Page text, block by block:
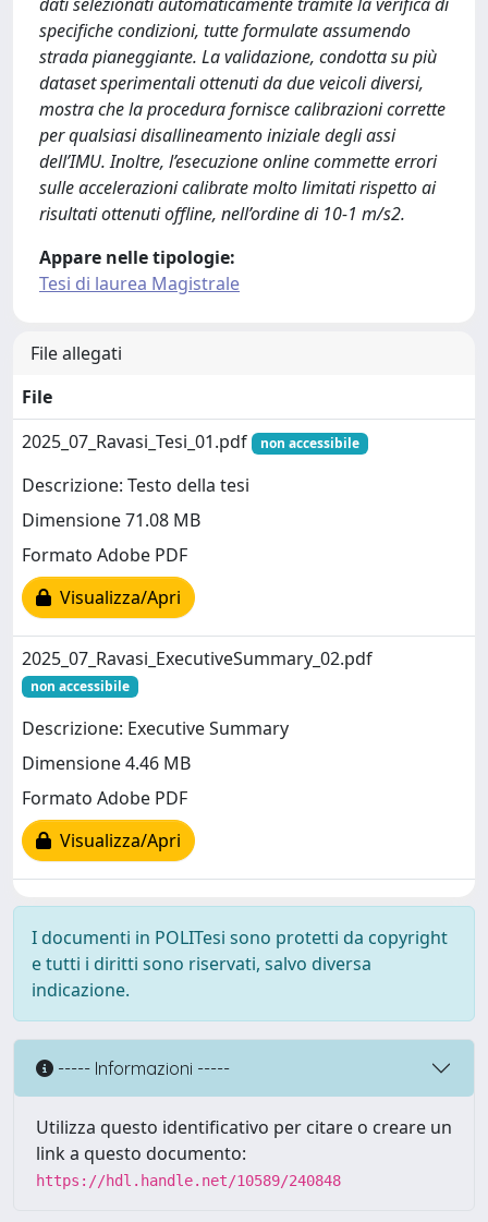
specifiche condizioni, tutte formulate assumendo
strada pianeggiante. La validazione, condotta su più
dataset sperimentali ottenuti da due veicoli diversi,
mostra che la procedura fornisce calibrazioni corrette
per qualsiasi disallineamento iniziale degli assi
dell’IMU. Inoltre, l’esecuzione online commette errori
sulle accelerazioni calibrate molto limitati rispetto ai
risultati ottenuti offline, nell’ordine di 10-1 m/s2.
Appare nelle tipologie:
Tesi di laurea Magistrale
File allegati
File
2025_07_Ravasi_Tesi_01.pdf
non accessibile
Descrizione: Testo della tesi
Dimensione 71.08 MB
Formato Adobe PDF
Visualizza/Apri
2025_07_Ravasi_ExecutiveSummary_02.pdf
non accessibile
Descrizione: Executive Summary
Dimensione 4.46 MB
Formato Adobe PDF
Visualizza/Apri
I documenti in POLITesi sono protetti da copyright
e tutti i diritti sono riservati, salvo diversa
indicazione.
----- Informazioni -----
Utilizza questo identificativo per citare o creare un
link a questo documento:
https://hdl.handle.net/10589/240848